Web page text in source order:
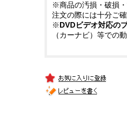
※商品の汚損・破損
注文の際には十分ご
※DVDビデオ対応の
（カーナビ）等での